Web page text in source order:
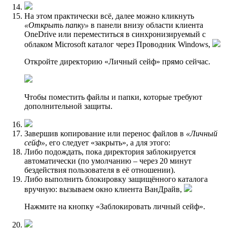
На этом практически всё, далее можно кликнуть
«Открыть папку» в панели внизу области клиента
OneDrive или переместиться в синхронизируемый с
облаком Microsoft каталог через Проводник Windows,
Откройте директорию «Личный сейф» прямо сейчас.
Чтобы поместить файлы и папки, которые требуют
дополнительной защиты.
Завершив копирование или перенос файлов в «Личный
сейф», его следует «закрыть», а для этого:
Либо подождать, пока директория заблокируется
автоматически (по умолчанию – через 20 минут
бездействия пользователя в её отношении).
Либо выполнить блокировку защищённого каталога
вручную: вызываем окно клиента ВанДрайв,
Нажмите на кнопку «Заблокировать личный сейф».